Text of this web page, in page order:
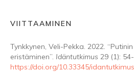
VIITTAAMINEN
Tynkkynen, Veli-Pekka. 2022.
eristäminen”. Idäntutkimus 29 (1):
https://doi.org/10.33345/